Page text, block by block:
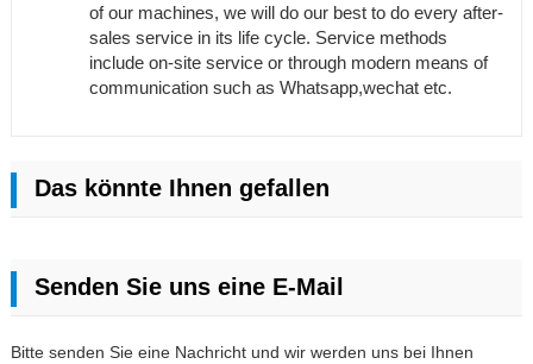
of our machines, we will do our best to do every after-
sales service in its life cycle. Service methods
include on-site service or through modern means of
communication such as Whatsapp,wechat etc.
Das könnte Ihnen gefallen
Senden Sie uns eine E-Mail
Bitte senden Sie eine Nachricht und wir werden uns bei Ihnen